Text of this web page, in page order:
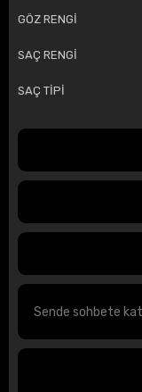
GÖZ RENGİ
SAÇ RENGİ
SAÇ TİPİ